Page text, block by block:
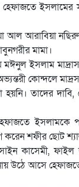
হেফাজতে
আল আরাবিয়া
মামা।
ইসলাম
কোন্দলে
তাদের
ইসলামকে
শফীর ছোট
ফাইল
উঠে আসে